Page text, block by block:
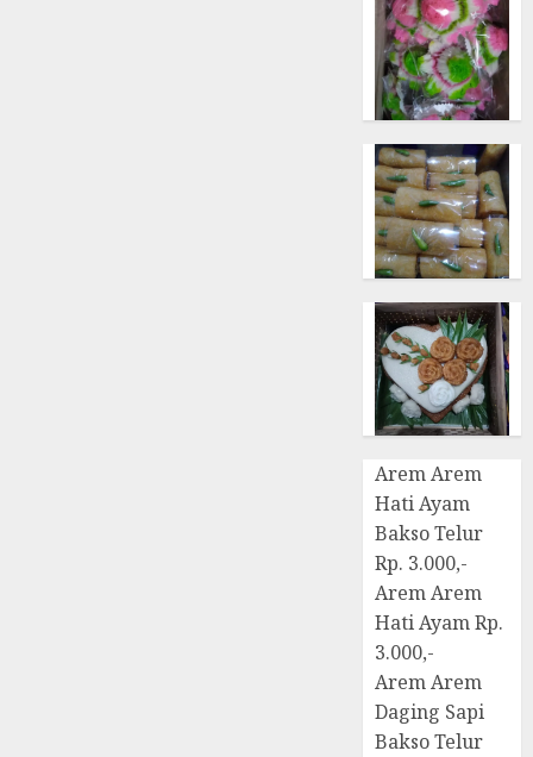
Arem Arem
Hati Ayam
Bakso Telur
Rp. 3.000,-
Arem Arem
Hati Ayam Rp.
3.000,-
Arem Arem
Daging Sapi
Bakso Telur